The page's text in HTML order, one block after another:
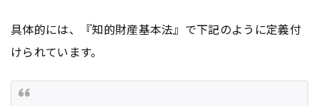
具体的には、『知的財産基本法』で下記のように定義付
けられています。